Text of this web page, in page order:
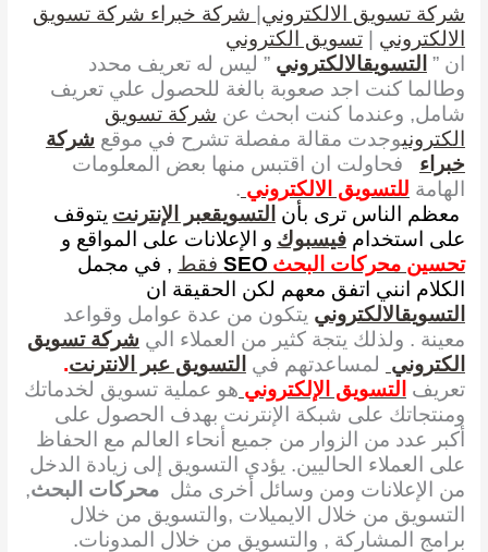
شركة تسويق الالكتروني| شركة خبراء شركة تسويق
الالكتروني |تسويق الكتروني
ان ” التسويقالالكتروني ” ليس له تعريف محدد
وطالما كنت اجد صعوبة بالغة للحصول علي تعريف
شامل, وعندما كنت ابحث عن شركة تسويق
الكترونيوجدت مقالة مفصلة تشرح في موقع شركة
خبراء
فحاولت ان اقتبس منها بعض المعلومات
الهامة للتسويق الالكتروني .
معظم الناس ترى بأن التسويقعبر الإنترنت يتوقف
على استخدامفيسبوك و الإعلانات على المواقع و
تحسين محركات البحث SEO فقط , في مجمل
الكلام انني اتفق معهم لكن الحقيقة ان
التسويقالالكتروني يتكون من عدة عوامل وقواعد
معينة . ولذلك يتجة كثير من العملاء الي شركة تسويق
الكتروني
لمساعدتهم في التسويق عبر الانترنت.
تعريف التسويق الإلكتروني هو عملية تسويق لخدماتك
ومنتجاتك على شبكة الإنترنت بهدف الحصول على
أكبر عدد من الزوار من جميع أنحاء العالم مع الحفاظ
على العملاء الحاليين. يؤدي التسويق إلى زيادة الدخل
من الإعلانات ومن وسائل أخرى مثل محركات البحث,
التسويق من خلال الايميلات ,والتسويق من خلال
برامج المشاركة , والتسويق من خلال المدونات.